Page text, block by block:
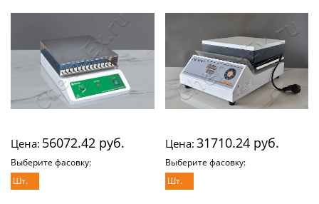
Цена: 56072.42 руб.
Выберите фасовку:
Шт.
Цена: 31710.24 руб.
Выберите фасовку:
Шт.